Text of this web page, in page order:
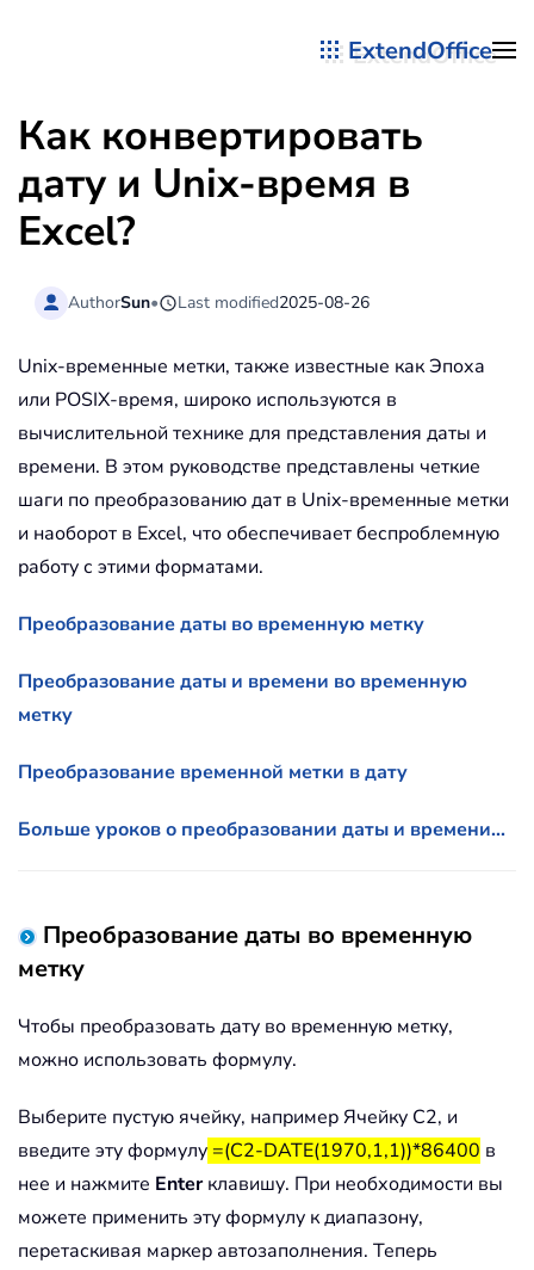
ExtendOffice
Как конвертировать
дату и Unix-время в
Excel?
AuthorSun• Last modified2025-08-26
Unix-временные метки, также известные как Эпоха
или POSIX-время, широко используются в
вычислительной технике для представления даты и
времени. В этом руководстве представлены четкие
шаги по преобразованию дат в Unix-временные метки
и наоборот в Excel, что обеспечивает беспроблемную
работу с этими форматами.
Преобразование даты во временную метку
Преобразование даты и времени во временную
метку
Преобразование временной метки в дату
Больше уроков о преобразовании даты и времени...
Преобразование даты во временную
метку
Чтобы преобразовать дату во временную метку,
можно использовать формулу.
Выберите пустую ячейку, например Ячейку C2, и
введите эту формулу =(C2-DATE(1970,1,1))*86400 в
нее и нажмите Enterклавишу. При необходимости вы
можете применить эту формулу к диапазону,
перетаскивая маркер автозаполнения. Теперь